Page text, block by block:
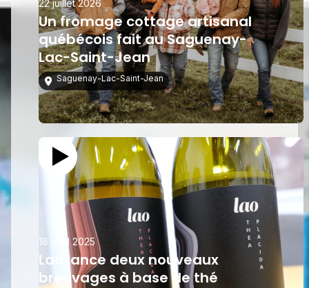
22 juillet 2026
Un fromage cottage artisanal
québécois fait au Saguenay-
Lac-Saint-Jean
Saguenay-Lac-Saint-Jean
18 avril 2025
Lao lance deux nouveaux
breuvages à base de thé